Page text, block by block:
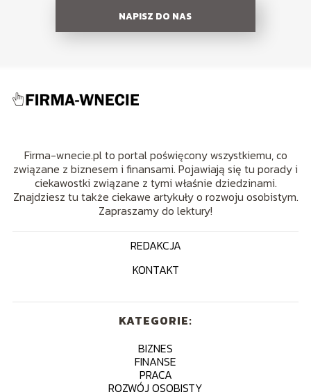
NAPISZ DO NAS
Firma-wnecie.pl to portal poświęcony wszystkiemu, co
związane z biznesem i finansami. Pojawiają się tu porady i
ciekawostki związane z tymi właśnie dziedzinami.
Znajdziesz tu także ciekawe artykuły o rozwoju osobistym.
Zapraszamy do lektury!
REDAKCJA
KONTAKT
KATEGORIE:
BIZNES
FINANSE
PRACA
ROZWÓJ OSOBISTY